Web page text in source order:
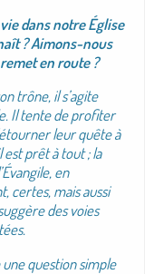
dans notre Église
? Aimons-nous
en route ?
trône, il s’agite
Il tente de profiter
leur quête à
est prêt à tout ; la
en
certes, mais aussi
des voies
question simple